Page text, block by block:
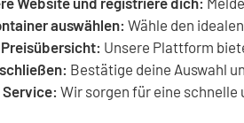
auswählen: Wähle den
Unsere Plattform
Bestätige deine Auswahl
Wir sorgen für eine